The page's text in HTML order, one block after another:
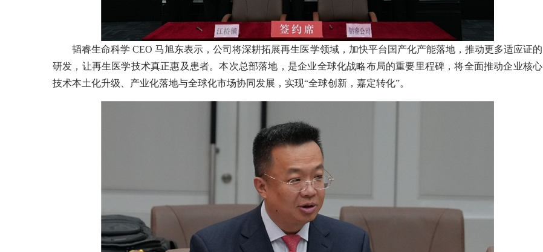
韬睿生命科学 CEO 马旭东表示，公司将深耕拓展再生医学领域，加快平台国产化产能落地，推动更多适应证的
研发，让再生医学技术真正惠及患者。本次总部落地，是企业全球化战略布局的重要里程碑，将全面推动企业核心
技术本土化升级、产业化落地与全球化市场协同发展，实现“全球创新，嘉定转化”。